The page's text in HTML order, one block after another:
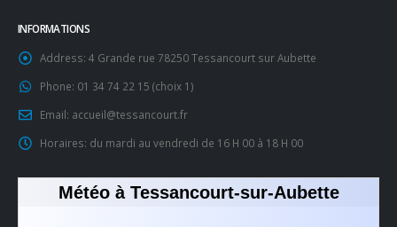
INFORMATIONS
Address: 4 Grande rue 78250 Tessancourt sur Aubette
Phone: 01 34 74 22 15 (choix 1)
Email: accueil@tessancourt.fr
Horaires: du mardi au vendredi de 16 H 00 à 18 H 00
Météo à Tessancourt-sur-Aubette